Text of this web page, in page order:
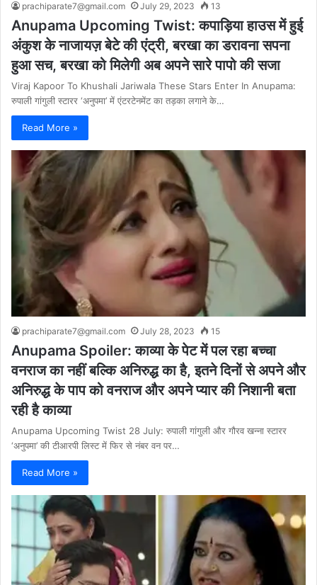
prachiparate7@gmail.com July 29, 2023 13
Anupama Upcoming Twist: कपाड़िया हाउस में हुई
अंकुश के नाजायज़ बेटे की एंट्री, बरखा का डरावना सपना
हुआ सच, बरखा को मिलेगी अब अपने सारे पापो की सजा
Viraj Kapoor To Khushali Jariwala These Stars Enter In Anupama:
रुपाली गांगुली स्टारर ‘अनुपमा’ में एंटरटेनमेंट का तड़का लगाने के…
Read More »
prachiparate7@gmail.com July 28, 2023 15
Anupama Spoiler: काव्या के पेट में पल रहा बच्चा
वनराज का नहीं बल्कि अनिरुद्ध का है, इतने दिनों से अपने और
अनिरुद्ध के पाप को वनराज और अपने प्यार की निशानी बता
रही है काव्या
Anupama Upcoming Twist 28 July: रुपाली गांगुली और गौरव खन्ना स्टारर
‘अनुपमा’ की टीआरपी लिस्ट में फिर से नंबर वन पर…
Read More »